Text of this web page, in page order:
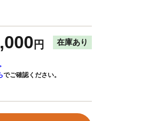
円 在庫あり
でご確認ください。